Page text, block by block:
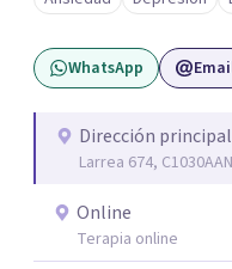
duelos, crisis vitales,
modos de malestar. La práctica analítica propone un
espacio de palabra
construcción de una
malestar.
WhatsApp
Dirección principal
Larrea 674,
Online
Terapia online